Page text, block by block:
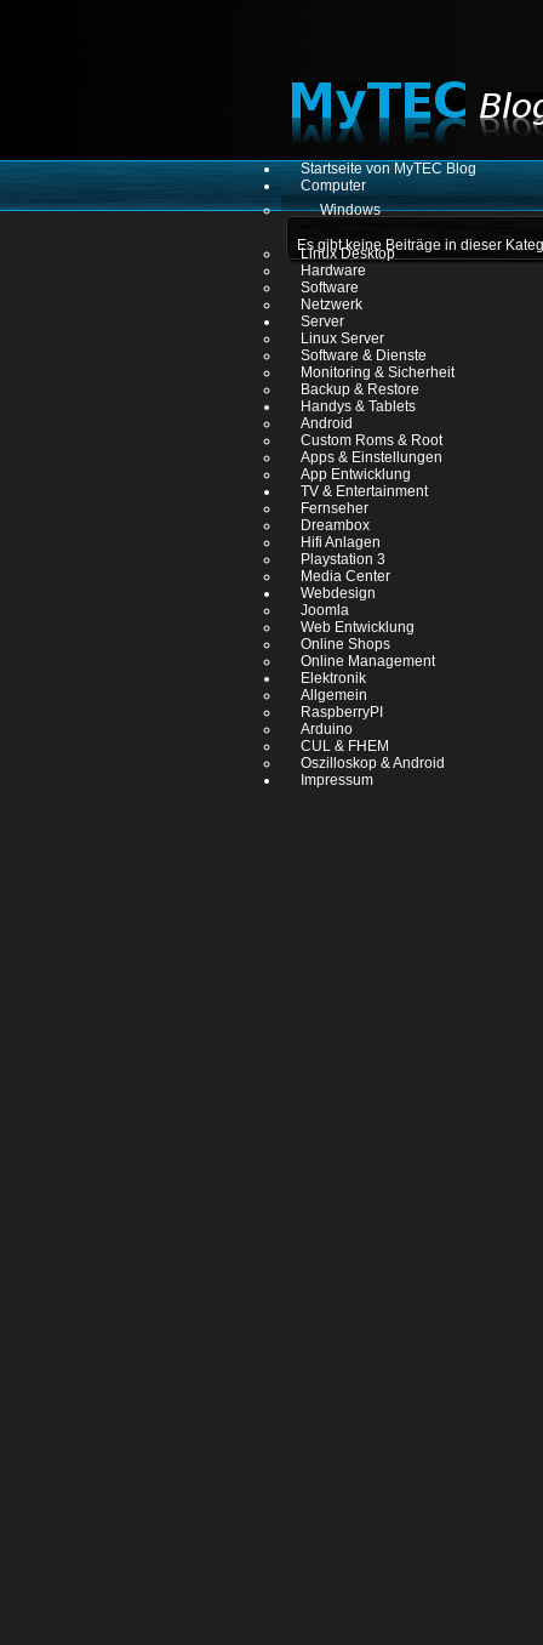
Startseite von MyTEC Blog
Computer
Windows
Linux Desktop
Hardware
Software
Netzwerk
Server
Linux Server
Software & Dienste
Monitoring & Sicherheit
Backup & Restore
Handys & Tablets
Android
Custom Roms & Root
Apps & Einstellungen
App Entwicklung
TV & Entertainment
Fernseher
Dreambox
Hifi Anlagen
Playstation 3
Media Center
Webdesign
Joomla
Web Entwicklung
Online Shops
Online Management
Elektronik
Allgemein
RaspberryPI
Arduino
CUL & FHEM
Oszilloskop & Android
Impressum
Es gibt keine Beiträge in dieser